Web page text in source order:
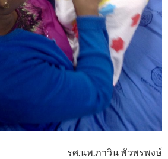
รศ.นพ.ภาวิน พัวพรพงษ์